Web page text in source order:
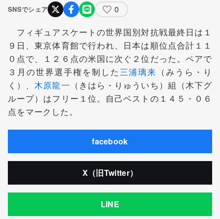
SNSでシェア 0
フィギュアスケートの世界国別対抗戦最終日は１
９日、東京体育館で行われ、日本は順位点合計１１
０点で、１２６点の米国に次ぐ２位だった。ペアで
３月の世界選手権を制した 三浦璃来 （みうら・り
く）、 木原龍一 （きはら・りゅういち）組（木下グ
ループ）はフリー１位。自己ベストの１４５・０６
点をマークした。
facebook
X（旧Twitter）
LINE